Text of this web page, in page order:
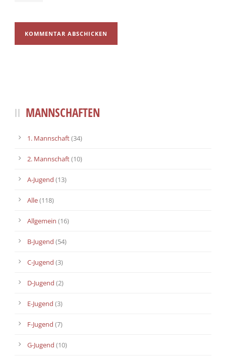
MANNSCHAFTEN
1. Mannschaft(34)
2. Mannschaft(10)
A-Jugend (13)
Alle(118)
Allgemein (16)
B-Jugend (54)
C-Jugend (3)
D-Jugend (2)
E-Jugend (3)
F-Jugend (7)
G-Jugend (10)